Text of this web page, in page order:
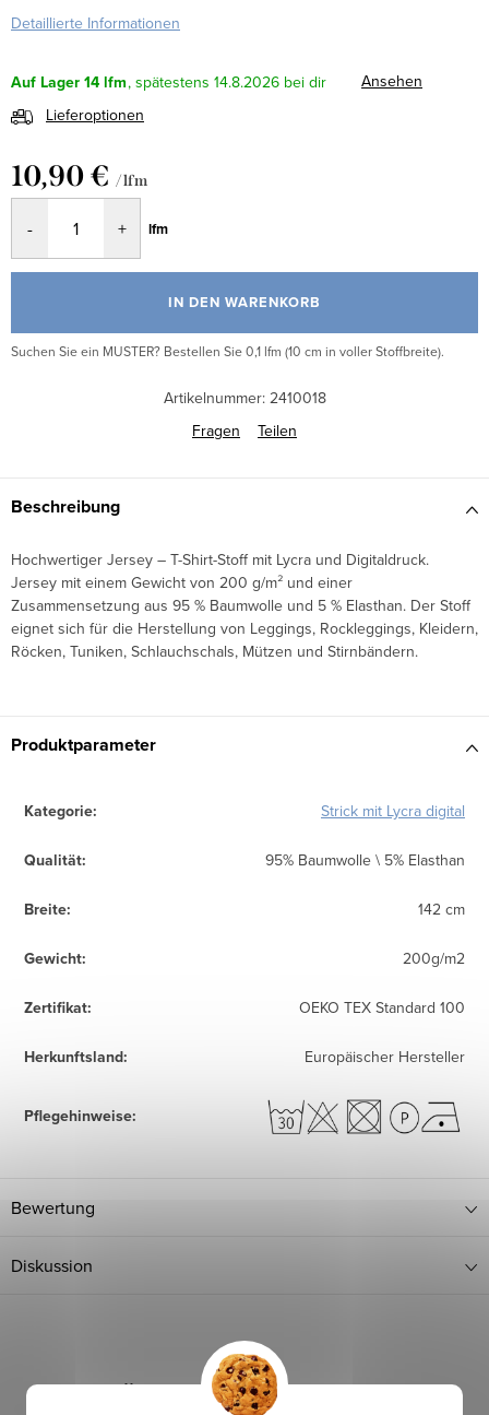
Detaillierte Informationen
Auf Lager 14 lfm 14.8.2026
Ansehen
Lieferoptionen
10,90 € / lfm
lfm
IN DEN WARENKORB
Suchen Sie ein MUSTER? Bestellen Sie 0,1 lfm (10 cm in voller Stoffbreite).
Artikelnummer: 2410018
Fragen
Teilen
Beschreibung
Hochwertiger Jersey – T-Shirt-Stoff mit Lycra und Digitaldruck.
Jersey mit einem Gewicht von 200 g/m² und einer
Zusammensetzung aus 95 % Baumwolle und 5 % Elasthan. Der Stoff
eignet sich für die Herstellung von Leggings, Rockleggings, Kleidern,
Röcken, Tuniken, Schlauchschals, Mützen und Stirnbändern.
Produktparameter
Kategorie: Strick mit Lycra digital
Qualität: 95% Baumwolle \ 5% Elasthan
Breite: 142 cm
Gewicht: 200g/m2
Zertifikat: OEKO TEX Standard 100
Herkunftsland: Europäischer Hersteller
Pflegehinweise:
Bewertung
Diskussion